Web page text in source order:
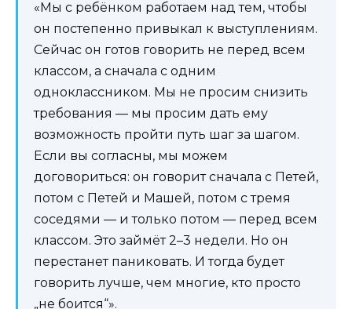
«Мы с ребёнком работаем над тем, чтобы
он постепенно привыкал к выступлениям.
Сейчас он готов говорить не перед всем
классом, а сначала с одним
одноклассником. Мы не просим снизить
требования — мы просим дать ему
возможность пройти путь шаг за шагом.
Если вы согласны, мы можем
договориться: он говорит сначала с Петей,
потом с Петей и Машей, потом с тремя
соседями — и только потом — перед всем
классом. Это займёт 2–3 недели. Но он
перестанет паниковать. И тогда будет
говорить лучше, чем многие, кто просто
„не боится“».